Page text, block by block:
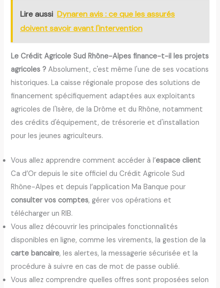
Lire aussi Dynaren avis : ce que les assurés
doivent savoir avant l'intervention
Le Crédit Agricole Sud Rhône-Alpes finance-t-il les projets
agricoles ? Absolument, c'est même l'une de ses vocations
historiques. La caisse régionale propose des solutions de
financement spécifiquement adaptées aux exploitants
agricoles de l'Isère, de la Drôme et du Rhône, notamment
des crédits d'équipement, de trésorerie et d'installation
pour les jeunes agriculteurs.
Vous allez apprendre comment accéder à l’espace client
Ca d’Or depuis le site officiel du Crédit Agricole Sud
Rhône-Alpes et depuis l’application Ma Banque pour
consulter vos comptes, gérer vos opérations et
télécharger un RIB.
Vous allez découvrir les principales fonctionnalités
disponibles en ligne, comme les virements, la gestion de la
carte bancaire, les alertes, la messagerie sécurisée et la
procédure à suivre en cas de mot de passe oublié.
Vous allez comprendre quelles offres sont proposées selon